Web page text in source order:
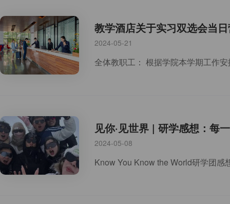
教学酒店关于实习双选会当
2024-05-21
见你·见世界 | 研学感想：每
2024-05-08